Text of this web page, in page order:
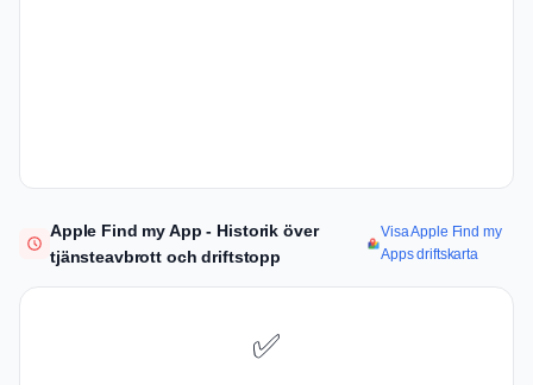
Apple Find my App - Historik över
tjänsteavbrott och driftstopp
Visa Apple Find my
Apps driftskarta
✅